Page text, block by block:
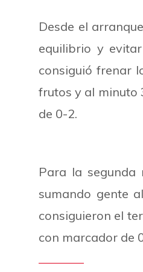
Desde el
equilibrio y
consiguió frenar
frutos y al minuto
de 0-2.
Para la segunda
sumando gente
consiguieron el
con marcador de